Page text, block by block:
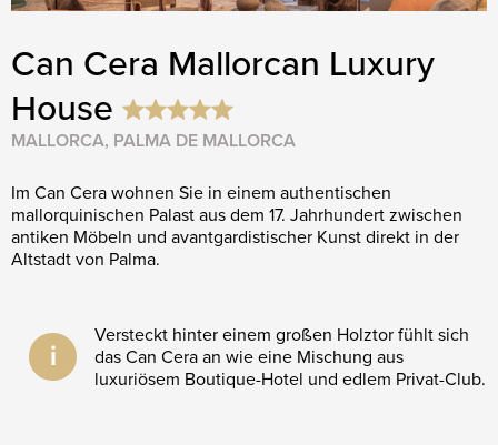
Can Cera Mallorcan Luxury
House
MALLORCA, PALMA DE MALLORCA
Im Can Cera wohnen Sie in einem authentischen
mallorquinischen Palast aus dem 17. Jahrhundert zwischen
antiken Möbeln und avantgardistischer Kunst direkt in der
Altstadt von Palma.
i
Versteckt hinter einem großen Holztor fühlt sich
das Can Cera an wie eine Mischung aus
luxuriösem Boutique-Hotel und edlem Privat-Club.